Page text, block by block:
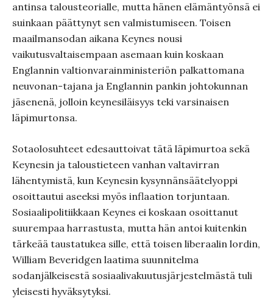
antinsa talousteorialle, mutta hänen elämäntyönsä ei
suinkaan päättynyt sen valmistumiseen. Toisen
maailmansodan aikana Keynes nousi
vaikutusvaltaisempaan asemaan kuin koskaan
Englannin valtionvarainministeriön palkattomana
neuvonan-tajana ja Englannin pankin johtokunnan
jäsenenä, jolloin keynesiläisyys teki varsinaisen
läpimurtonsa.
Sotaolosuhteet edesauttoivat tätä läpimurtoa sekä
Keynesin ja taloustieteen vanhan valtavirran
lähentymistä, kun Keynesin kysynnänsäätelyoppi
osoittautui aseeksi myös inflaation torjuntaan.
Sosiaalipolitiikkaan Keynes ei koskaan osoittanut
suurempaa harrastusta, mutta hän antoi kuitenkin
tärkeää taustatukea sille, että toisen liberaalin lordin,
William Beveridgen laatima suunnitelma
sodanjälkeisestä sosiaalivakuutusjärjestelmästä tuli
yleisesti hyväksytyksi.